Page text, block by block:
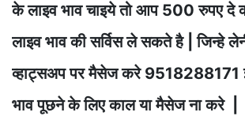
के लाइव भाव चाइये तो आप 500 रुपए दे
लाइव भाव की सर्विस ले सकते है | जिन्हे
व्हाट्सअप पर मैसेज करे 9518288171
भाव पूछने के लिए काल या मैसेज ना करे |